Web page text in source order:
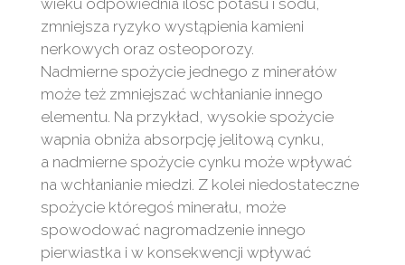
wieku odpowiednia ilość potasu i sodu,
zmniejsza ryzyko wystąpienia kamieni
nerkowych oraz osteoporozy.
Nadmierne spożycie jednego z minerałów
może też zmniejszać wchłanianie innego
elementu. Na przykład, wysokie spożycie
wapnia obniża absorpcję jelitową cynku,
a nadmierne spożycie cynku może wpływać
na wchłanianie miedzi. Z kolei niedostateczne
spożycie któregoś minerału, może
spowodować nagromadzenie innego
pierwiastka i w konsekwencji wpływać